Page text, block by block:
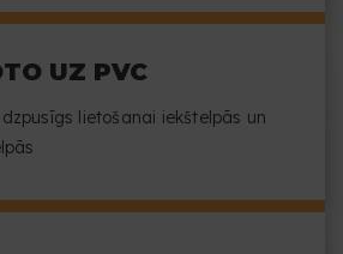
UZ PVC
lietošanai iekštelpās un